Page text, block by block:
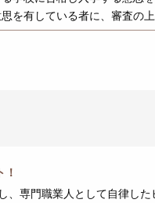
を有している者に、審査の上
、専門職業人として自律し